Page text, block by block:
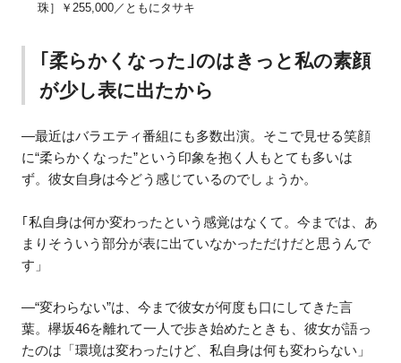
珠］￥255,000／ともにタサキ
｢柔らかくなった｣のはきっと私の素顔
が少し表に出たから
―最近はバラエティ番組にも多数出演。そこで見せる笑顔
に“柔らかくなった”という印象を抱く人もとても多いは
ず。彼女自身は今どう感じているのでしょうか。
｢私自身は何か変わったという感覚はなくて。今までは、あ
まりそういう部分が表に出ていなかっただけだと思うんで
す」
―“変わらない”は、今まで彼女が何度も口にしてきた言
葉。欅坂46を離れて一人で歩き始めたときも、彼女が語っ
たのは「環境は変わったけど、私自身は何も変わらない」